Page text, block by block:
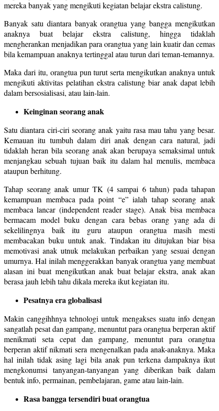
mereka banyak yang mengikuti kegiatan belajar ekstra calistung.
Banyak satu diantara banyak orangtua yang bangga mengikutkan
anaknya buat belajar ekstra calistung, hingga tidaklah
mengherankan menjadikan para orangtua yang lain kuatir dan cemas
bila kemampuan anaknya tertinggal atau turun dari teman-temannya.
Maka dari itu, orangtua pun turut serta mengikutkan anaknya untuk
mengikuti aktivitas pelatihan ekstra calistung biar anak dapat lebih
dalam bersosialisasi, atau lain-lain.
Keinginan seorang anak
Satu diantara ciri-ciri seorang anak yaitu rasa mau tahu yang besar.
Kemauan itu tumbuh dalam diri anak dengan cara natural, jadi
tidaklah heran bila seorang anak akan berupaya semaksimal untuk
menjangkau sebuah tujuan baik itu dalam hal menulis, membaca
ataupun berhitung.
Tahap seorang anak umur TK (4 sampai 6 tahun) pada tahapan
kemampuan membaca pada point “e” ialah tahap seorang anak
membaca lancar (independent reader stage). Anak bisa membaca
bermacam model buku dengan cara bebas orang yang ada di
sekelilingnya baik itu guru ataupun orangtua masih mesti
membacakan buku untuk anak. Tindakan itu ditujukan biar bisa
memotivasi anak utnuk melakukan perbaikan yang sesuai dengan
umurnya. Hal inilah menggerakkan banyak orangtua yang membuat
alasan ini buat mengikutkan anak buat belajar ekstra, anak akan
berasa jauh lebih tahu dikala mereka ikut kegiatan itu.
Pesatnya era globalisasi
Makin canggihhnya tehnologi untuk mengakses suatu info dengan
sangatlah pesat dan gampang, menuntut para orangtua berperan aktif
menikmati seta cepat dan gampang, menuntut para orangtua
berperan aktif nikmati sera mengenalkan pada anak-anaknya. Maka
hal inilah tidak asing lagi bila anak pun terkena dampaknya ikut
mengkonumsi tanyangan-tanyangan yang diberikan baik dalam
bentuk info, permainan, pembelajaran, game atau lain-lain.
Rasa bangga tersendiri buat orangtua